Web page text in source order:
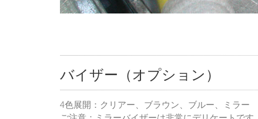
バイザー（オプション）
4色展開：クリアー、ブラウン、ブルー、ミラー